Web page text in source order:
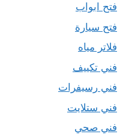
فتح ابواب
فتح سيارة
فلاتر مياه
فني تكييف
فني رسيفرات
فني ستلايت
فني صحي